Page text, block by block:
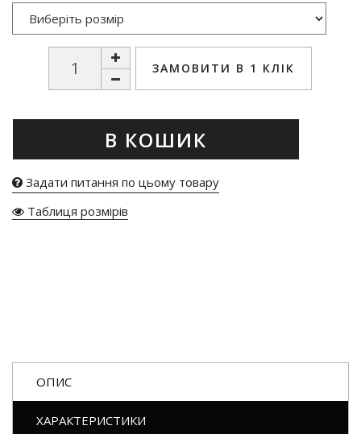
ЗАМОВИТИ В 1 КЛІК
В КОШИК
Задати питання по цьому товару
Таблиця розмірів
ОПИС
ХАРАКТЕРИСТИКИ